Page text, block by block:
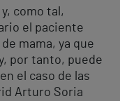
y, como tal,
el paciente
mama, ya que
por tanto, puede
el caso de las
Arturo Soria